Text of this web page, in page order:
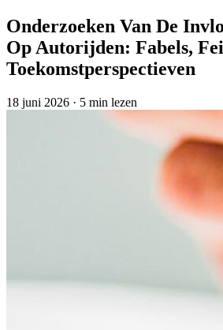
Onderzoeken Van De
Op Autorijden: Fabels,
Toekomstperspectieven
18 juni 2026 · 5 min lezen